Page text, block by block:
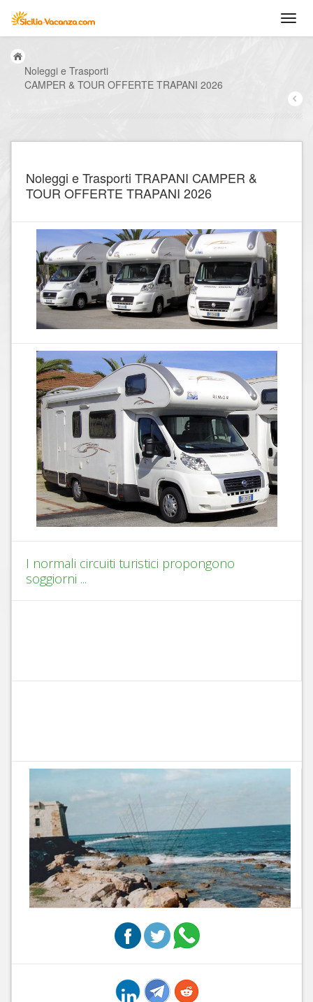
Noleggi e Trasporti
CAMPER & TOUR OFFERTE TRAPANI 2026
Noleggi e Trasporti TRAPANI CAMPER &
TOUR OFFERTE TRAPANI 2026
I normali circuiti turistici propongono
soggiorni ...